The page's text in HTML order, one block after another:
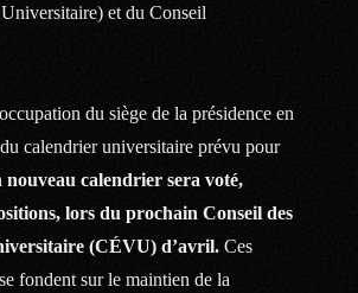
et du Conseil
du siège de la présidence en
calendrier universitaire prévu pour
nouveau calendrier sera voté,
lors du prochain Conseil des
(CÉVU) d’avril. Ces
fondent sur le maintien de la